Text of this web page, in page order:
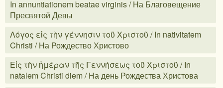
In annuntiationem beatae virginis / На Благовещение
Пресвятой Девы
Λόγος εἰς τὴν γέννησιν τοῦ Χριστοῦ / In nativitatem
Christi / На Рождество Христово
Εἰς τὴν ἡμέραν τῆς Γεννήσεως τοῦ Χριστοῦ / In
natalem Christi diem / На день Рождества Христова